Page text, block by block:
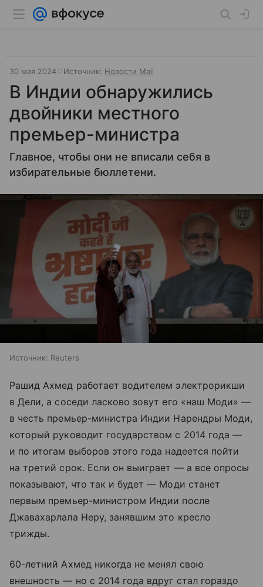
30 мая 2024 Источник: Новости Mail
В Индии обнаружились
двойники местного
премьер-министра
Главное, чтобы они не вписали себя в
избирательные бюллетени.
Источник: Reuters
Рашид Ахмед работает водителем электрорикши
в Дели, а соседи ласково зовут его «наш Моди» —
в честь премьер-министра Индии Нарендры Моди,
который руководит государством с 2014 года —
и по итогам выборов этого года надеется пойти
на третий срок. Если он выиграет — а все опросы
показывают, что так и будет — Моди станет
первым премьер-министром Индии после
Джавахарлала Неру, занявшим это кресло
трижды.
60-летний Ахмед никогда не менял свою
внешность — но с 2014 года вдруг стал гораздо